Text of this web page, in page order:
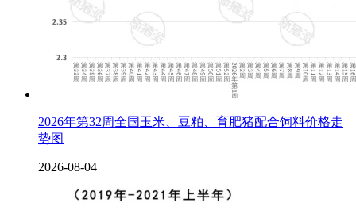
2026年第32周全国玉米、豆粕、育肥猪配合饲料价格走
势图
2026-08-04